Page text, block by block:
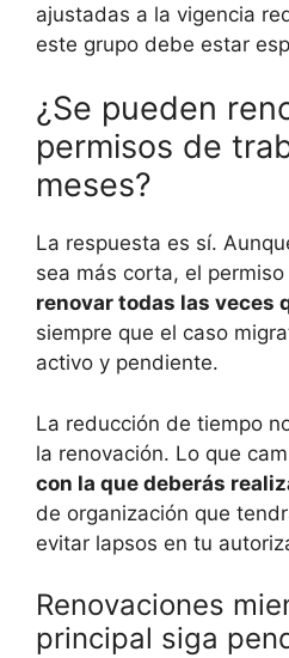
ajustadas a la vigencia
este grupo debe estar
¿Se pueden
permisos de
meses?
La respuesta es sí.
sea más corta, el
renovar todas las veces
siempre que el caso
activo y pendiente.
La reducción de tiempo
la renovación. Lo que
con la que deberás
de organización que
evitar lapsos en tu
Renovaciones
principal siga